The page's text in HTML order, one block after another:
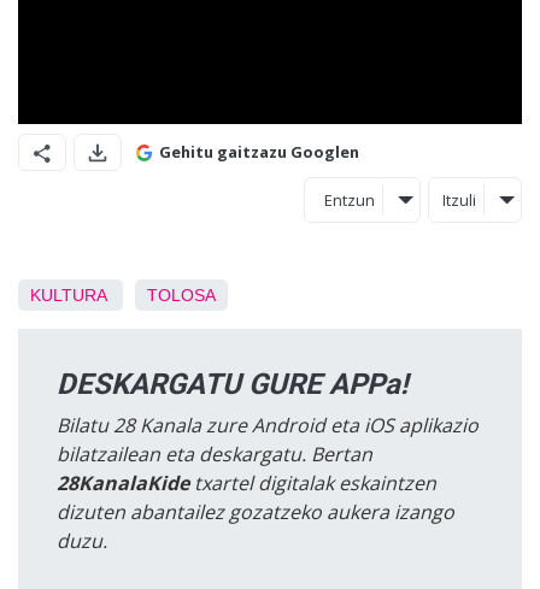
Gehitu gaitzazu Googlen
Entzun Itzuli
KULTURA TOLOSA
DESKARGATU GURE APPa!
Bilatu 28 Kanala zure Android eta iOS aplikazio
bilatzailean eta deskargatu. Bertan
28KanalaKidetxartel digitalak eskaintzen
dizuten abantailez gozatzeko aukera izango
duzu.